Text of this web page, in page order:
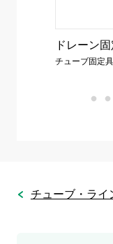
ドレーン
チューブ固定具
チューブ・ライ